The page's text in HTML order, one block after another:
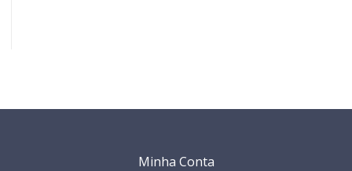
Minha Conta